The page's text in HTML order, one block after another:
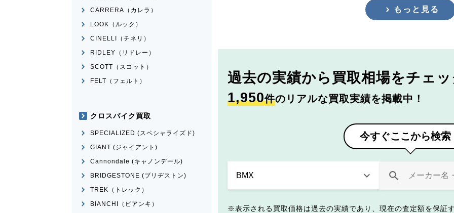
もっと見る
過去の実績から 買取相場をチェ
1,950件のリアルな買取実績を掲載中！
今すぐここから検索
表示される買取価格は過去の実績であり、現在の査定額を保証
CARRERA（カレラ）
LOOK（ルック）
CINELLI（チネリ）
RIDLEY（リドレー）
SCOTT（スコット）
FELT（フェルト）
クロスバイク買取
SPECIALIZED (スペシャライズド)
GIANT (ジャイアント)
Cannondale (キャノンデール)
BRIDGESTONE (ブリヂストン)
TREK（トレック）
BIANCHI（ビアンキ）